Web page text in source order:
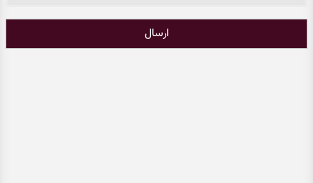
ارسال